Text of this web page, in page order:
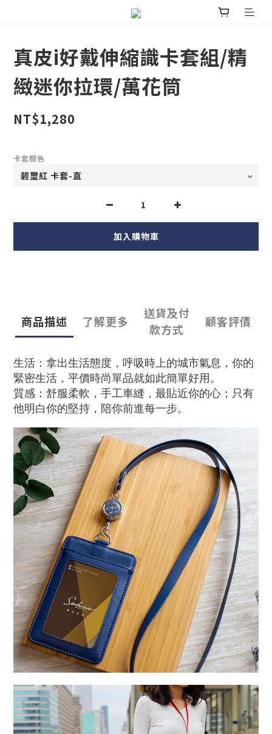
真皮i好戴伸縮識卡套組/精
緻迷你拉環/萬花筒
NT$1,280
卡套顏色
加入購物車
商品描述 了解更多
送貨及付
款方式
顧客評價
生活：拿出生活態度，呼吸時上的城市氣息，你的
緊密生活，平價時尚單品就如此簡單好用。
質感：舒服柔軟，手工車縫，最貼近你的心；只有
他明白你的堅持，陪你前進每一步。